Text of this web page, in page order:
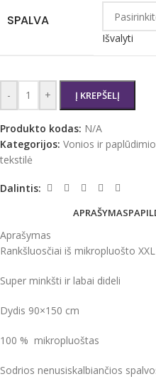
SPALVA
Išvalyti
- + Į KREPŠELĮ
Produkto kodas: N/A
Kategorijos: Vonios ir
tekstilė
Dalintis:
APRAŠYMAS
Aprašymas
Rankšluosčiai iš mikropluošto
Super minkšti ir labai dideli
Dydis 90×150 cm
100 % mikropluoštas
Sodrios nenusiskalbiančios